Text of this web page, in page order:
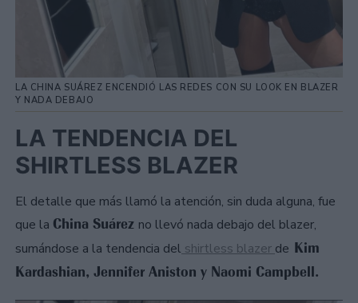
LA CHINA SUÁREZ ENCENDIÓ LAS REDES CON SU LOOK EN BLAZER
Y NADA DEBAJO
LA TENDENCIA DEL
SHIRTLESS BLAZER
El detalle que más llamó la atención, sin duda alguna, fue
que la China Suárez no llevó nada debajo del blazer,
sumándose a la tendencia del shirtless blazer de Kim
Kardashian, Jennifer Aniston y Naomi Campbell.